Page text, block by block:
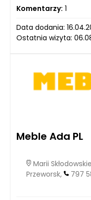
Komentarzy: 1
Data dodania:
Ostatnia wizyta:
Meble Ada PL
Marii
Przeworsk,
797